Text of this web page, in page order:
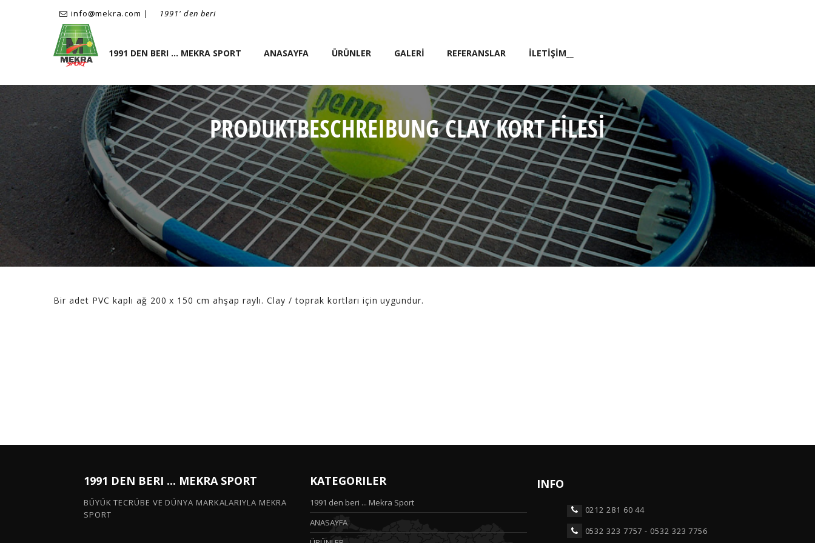
info@mekra.com | 1991' den beri
1991 DEN BERI ... MEKRA SPORT ANASAYFA ÜRÜNLER GALERİ REFERANSLAR İLETİŞİM__
PRODUKTBESCHREIBUNG CLAY KORT FİLESİ
Bir adet PVC kaplı ağ 200 x 150 cm ahşap raylı. Clay / toprak kortları için uygundur.
1991 DEN BERI ... MEKRA SPORT
BÜYÜK TECRÜBE VE DÜNYA MARKALARIYLA MEKRA
SPORT
KATEGORILER
1991 den beri ... Mekra Sport
ANASAYFA
INFO
0212 281 60 44
0532 323 7757 - 0532 323 7756